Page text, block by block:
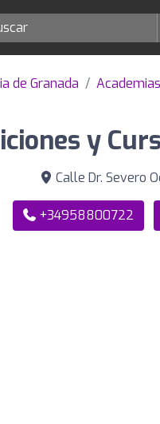
de Granada
y
Calle Dr. Severo
+34958800722